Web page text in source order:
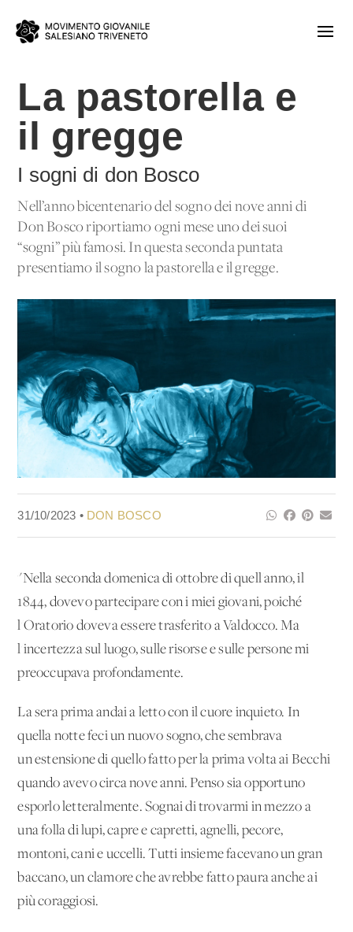
La pastorella e
il gregge
I sogni di don Bosco
Nell’anno bicentenario del sogno dei nove anni di
Don Bosco riportiamo ogni mese uno dei suoi
“sogni” più famosi. In questa seconda puntata
presentiamo il sogno la pastorella e il gregge.
31/10/2023 • DON BOSCO
"Nella seconda domenica di ottobre di quell'anno, il
1844, dovevo partecipare con i miei giovani, poiché
l'Oratorio doveva essere trasferito a Valdocco. Ma
l'incertezza sul luogo, sulle risorse e sulle persone mi
preoccupava profondamente.
La sera prima andai a letto con il cuore inquieto. In
quella notte feci un nuovo sogno, che sembrava
un'estensione di quello fatto per la prima volta ai Becchi
quando avevo circa nove anni. Penso sia opportuno
esporlo letteralmente. Sognai di trovarmi in mezzo a
una folla di lupi, capre e capretti, agnelli, pecore,
montoni, cani e uccelli. Tutti insieme facevano un gran
baccano, un clamore che avrebbe fatto paura anche ai
più coraggiosi.